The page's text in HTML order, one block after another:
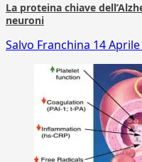
La proteina chiave
neuroni
Salvo Franchina 14